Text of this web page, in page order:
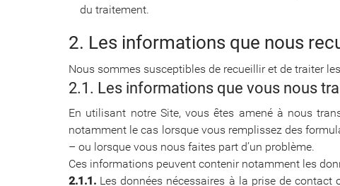
du traitement.
2. Les informations que nous
Nous sommes susceptibles de recueillir et de traiter
2.1. Les informations que vous nous
En utilisant notre Site, vous êtes amené à nous
notamment le cas lorsque vous remplissez des
– ou lorsque vous nous faites part d’un problème.
Ces informations peuvent contenir notamment les
2.1.1. Les données nécessaires à la prise de